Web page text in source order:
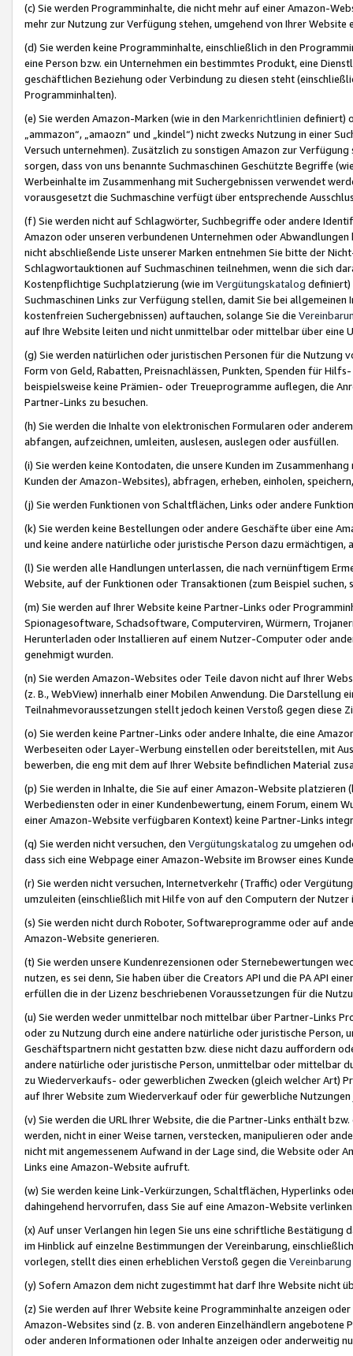
(c) Sie werden Programminhalte, die nicht mehr auf einer Amazon-
mehr zur Nutzung zur Verfügung stehen, umgehend von Ihrer
(d) Sie werden keine Programminhalte, einschließlich in den
eine Person bzw. ein Unternehmen ein bestimmtes Produkt, eine
geschäftlichen Beziehung oder Verbindung zu diesen steht
Programminhalten).
(e) Sie werden Amazon-Marken (wie in den Markenrichtlinien definiert)
„ammazon“, „amaozn“ und „kindel“) nicht zwecks Nutzung in einer
Versuch unternehmen). Zusätzlich zu sonstigen Amazon zur
sorgen, dass von uns benannte Suchmaschinen Geschützte Begriffe
Werbeinhalte im Zusammenhang mit Suchergebnissen verwendet
vorausgesetzt die Suchmaschine verfügt über entsprechende
(f) Sie werden nicht auf Schlagwörter, Suchbegriffe oder andere
Amazon oder unseren verbundenen Unternehmen oder
nicht abschließende Liste unserer Marken entnehmen Sie bitte der
Schlagwortauktionen auf Suchmaschinen teilnehmen, wenn die sich
Kostenpflichtige Suchplatzierung (wie im Vergütungskatalog definiert)
Suchmaschinen Links zur Verfügung stellen, damit Sie bei
kostenfreien Suchergebnissen) auftauchen, solange Sie die
auf Ihre Website leiten und nicht unmittelbar oder mittelbar über eine
(g) Sie werden natürlichen oder juristischen Personen für die Nutzung
Form von Geld, Rabatten, Preisnachlässen, Punkten, Spenden für
beispielsweise keine Prämien- oder Treueprogramme auflegen, die
Partner-Links zu besuchen.
(h) Sie werden die Inhalte von elektronischen Formularen oder
abfangen, aufzeichnen, umleiten, auslesen, auslegen oder ausfüllen.
(i) Sie werden keine Kontodaten, die unsere Kunden im
Kunden der Amazon-Websites), abfragen, erheben, einholen,
(j) Sie werden Funktionen von Schaltflächen, Links oder andere
(k) Sie werden keine Bestellungen oder andere Geschäfte über eine
und keine andere natürliche oder juristische Person dazu
(l) Sie werden alle Handlungen unterlassen, die nach vernünftigem
Website, auf der Funktionen oder Transaktionen (zum Beispiel
(m) Sie werden auf Ihrer Website keine Partner-Links oder
Spionagesoftware, Schadsoftware, Computerviren, Würmern,
Herunterladen oder Installieren auf einem Nutzer-Computer oder
genehmigt wurden.
(n) Sie werden Amazon-Websites oder Teile davon nicht auf Ihrer
(z. B., WebView) innerhalb einer Mobilen Anwendung. Die Darstellung
Teilnahmevoraussetzungen stellt jedoch keinen Verstoß gegen diese
(o) Sie werden keine Partner-Links oder andere Inhalte, die eine
Werbeseiten oder Layer-Werbung einstellen oder bereitstellen, mit
bewerben, die eng mit dem auf Ihrer Website befindlichen Material
(p) Sie werden in Inhalte, die Sie auf einer Amazon-Website
Werbediensten oder in einer Kundenbewertung, einem Forum, einem
einer Amazon-Website verfügbaren Kontext) keine Partner-Links
(q) Sie werden nicht versuchen, den Vergütungskatalog zu umgehen
dass sich eine Webpage einer Amazon-Website im Browser eines
(r) Sie werden nicht versuchen, Internetverkehr (Traffic) oder
umzuleiten (einschließlich mit Hilfe von auf den Computern der
(s) Sie werden nicht durch Roboter, Softwareprogramme oder auf
Amazon-Website generieren.
(t) Sie werden unsere Kundenrezensionen oder Sternebewertungen
nutzen, es sei denn, Sie haben über die Creators API und die PA API
erfüllen die in der Lizenz beschriebenen Voraussetzungen für die
(u) Sie werden weder unmittelbar noch mittelbar über Partner-Links
oder zu Nutzung durch eine andere natürliche oder juristische
Geschäftspartnern nicht gestatten bzw. diese nicht dazu auffordern
andere natürliche oder juristische Person, unmittelbar oder mittelbar
zu Wiederverkaufs- oder gewerblichen Zwecken (gleich welcher Art)
auf Ihrer Website zum Wiederverkauf oder für gewerbliche
(v) Sie werden die URL Ihrer Website, die die Partner-Links enthält
werden, nicht in einer Weise tarnen, verstecken, manipulieren oder
nicht mit angemessenem Aufwand in der Lage sind, die Website oder
Links eine Amazon-Website aufruft.
(w) Sie werden keine Link-Verkürzungen, Schaltflächen, Hyperlinks
dahingehend hervorrufen, dass Sie auf eine Amazon-Website
(x) Auf unser Verlangen hin legen Sie uns eine schriftliche
im Hinblick auf einzelne Bestimmungen der Vereinbarung,
vorlegen, stellt dies einen erheblichen Verstoß gegen die Vereinbarung
(y) Sofern Amazon dem nicht zugestimmt hat darf Ihre Website nicht
(z) Sie werden auf Ihrer Website keine Programminhalte anzeigen
Amazon-Websites sind (z. B. von anderen Einzelhändlern
oder anderen Informationen oder Inhalte anzeigen oder anderweitig